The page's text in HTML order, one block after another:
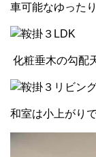
車可能なゆった
化粧垂木の勾配
和室は小上がり